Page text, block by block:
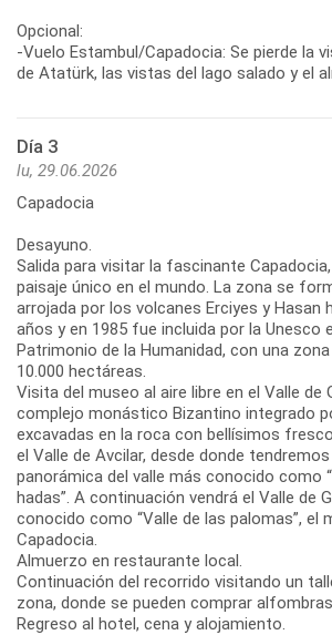
Opcional:
-Vuelo Estambul/Capadocia: Se pierde la
de Atatürk, las vistas del lago salado y el
Día 3
lu, 29.06.2026
Capadocia
Desayuno.
Salida para visitar la fascinante
paisaje único en el mundo. La zona se
arrojada por los volcanes Erciyes y Hasan
años y en 1985 fue incluida por la Unesco
Patrimonio de la Humanidad, con una
10.000 hectáreas.
Visita del museo al aire libre en el Valle de
complejo monástico Bizantino integrado
excavadas en la roca con bellísimos
el Valle de Avcilar, desde donde
panorámica del valle más conocido como
hadas”. A continuación vendrá el Valle de
conocido como “Valle de las palomas”, el
Capadocia.
Almuerzo en restaurante local.
Continuación del recorrido visitando un
zona, donde se pueden comprar
Regreso al hotel, cena y alojamiento.